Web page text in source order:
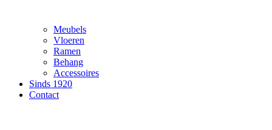
Meubels
Vloeren
Ramen
Behang
Accessoires
Sinds 1920
Contact